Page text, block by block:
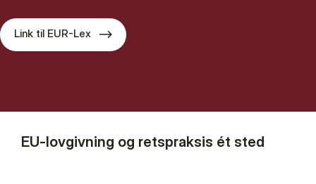
Link til EUR-Lex
EU-lovgivning og retspraksis ét sted